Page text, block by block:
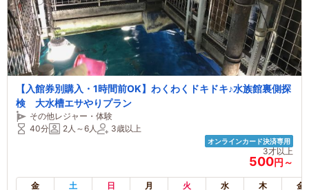
【入館券別購入・1時間前OK】わくわくドキドキ♪水族館裏側探
検 大水槽エサやりプラン
その他レジャー・体験
40分
2人～6人 3歳以上
オンラインカード決済専用
3才以上
500円～
金 土 日 月 火 水 木 金